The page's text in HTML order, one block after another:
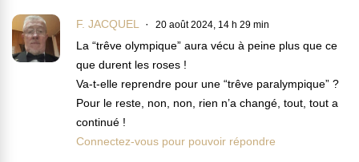
F. JACQUEL 20 août 2024, 14 h 29 min
La “trêve olympique” aura vécu à peine plus que ce
que durent les roses !
Va-t-elle reprendre pour une “trêve paralympique” ?
Pour le reste, non, non, rien n’a changé, tout, tout a
continué !
Connectez-vous pour pouvoir répondre